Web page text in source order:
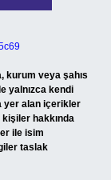
kurum veya şahıs
yalnızca kendi
yer alan içerikler
hakkında
ile isim
taslak